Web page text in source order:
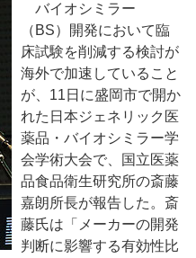
バイオシミラー
（BS）開発において臨
床試験を削減する検討が
海外で加速していること
が、11日に盛岡市で開か
れた日本ジェネリック医
薬品・バイオシミラー学
会学術大会で、国立医薬
品食品衛生研究所の斎藤
嘉朗所長が報告した。斎
藤氏は「メーカーの開発
判断に影響する有効性比